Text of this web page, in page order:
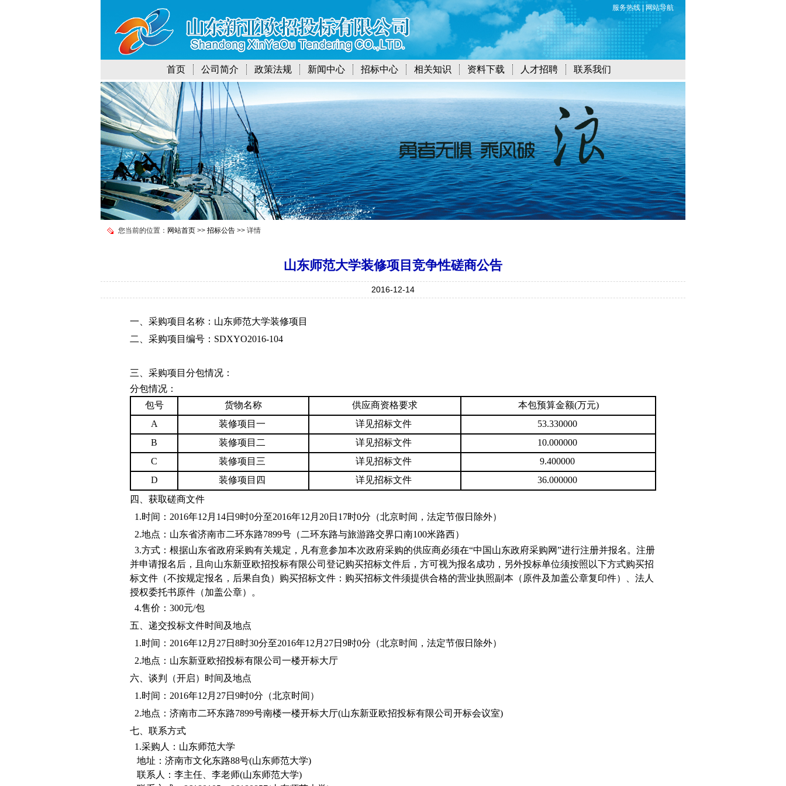
服务热线|网站导航
首页 公司简介 政策法规 新闻中心 招标中心 相关知识 资料下载 人才招聘 联系我们
您当前的位置： 网站首页 >> 招标公告 >> 详情
山东师范大学装修项目竞争性磋商公告
2016-12-14
一、采购项目名称：山东师范大学装修项目
二、采购项目编号： SDXYO2016-104
三、采购项目分包情况：
分包情况：
包号
货物名称 供应商资格要求 本包预算金额(万元)
A
装修项目一 详见招标文件
53.330000
B
装修项目二 详见招标文件
10.000000
C
装修项目三 详见招标文件
9.400000
D
装修项目四 详见招标文件
36.000000
四、获取磋商文件
1.时间： 2016年12 月 14日 9时0分至2016年12 月 20日 17时0分（北京时间，法定节假日除外）
2.地点：山东省济南市二环东路7899号（二环东路与旅游路交界口南100米路西）
3.方式：根据山东省政府采购有关规定，凡有意参加本次政府采购的供应商必须在“中国山东政府采购网”进行注册并报名。注册
并申请报名后，且向山东新亚欧招投标有限公司登记购买招标文件后，方可视为报名成功，另外投标单位须按照以下方式购买招
标文件（不按规定报名，后果自负）购买招标文件：购买招标文件须提供合格的营业执照副本（原件及加盖公章复印件）、法人
授权委托书原件（加盖公章）。
4.售价： 300元/包
五、递交投标文件时间及地点
1.时间： 2016年12 月 27日 8时30分至2016年12 月 27日 9时0分（北京时间，法定节假日除外）
2.地点：山东新亚欧招投标有限公司一楼开标大厅
六、谈判（开启）时间及地点
1.时间： 2016年12 月 27日 9时0分（北京时间）
2.地点：济南市二环东路7899号南楼一楼开标大厅(山东新亚欧招投标有限公司开标会议室)
七、联系方式
1.采购人：山东师范大学
地址：济南市文化东路88号(山东师范大学)
联系人：李主任、李老师(山东师范大学)